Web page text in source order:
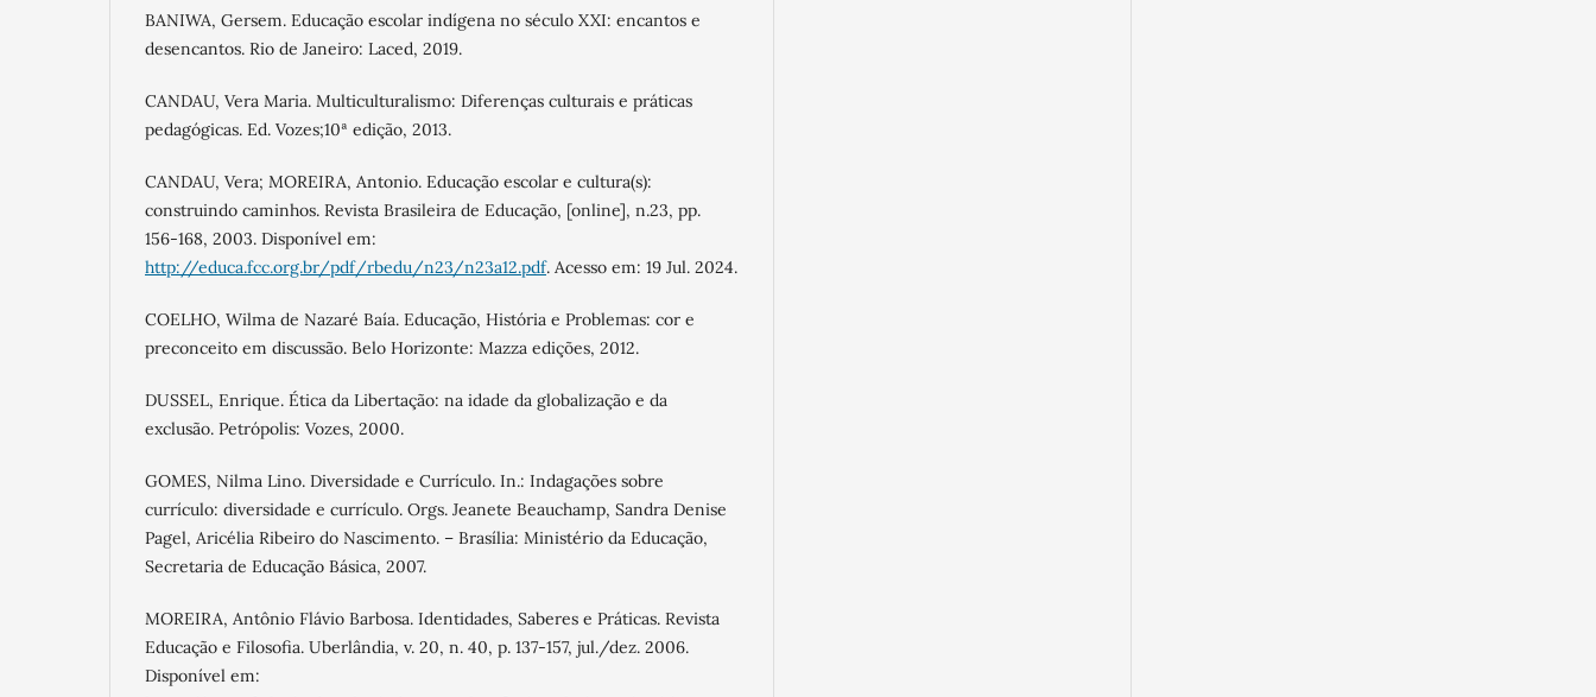
BANIWA, Gersem. Educação escolar indígena no século XXI: encantos e
desencantos. Rio de Janeiro: Laced, 2019.
CANDAU, Vera Maria. Multiculturalismo: Diferenças culturais e práticas
pedagógicas. Ed. Vozes;10ª edição, 2013.
CANDAU, Vera; MOREIRA, Antonio. Educação escolar e cultura(s):
construindo caminhos. Revista Brasileira de Educação, [online], n.23, pp.
156-168, 2003. Disponível em:
http://educa.fcc.org.br/pdf/rbedu/n23/n23a12.pdf. Acesso em: 19 Jul. 2024.
COELHO, Wilma de Nazaré Baía. Educação, História e Problemas: cor e
preconceito em discussão. Belo Horizonte: Mazza edições, 2012.
DUSSEL, Enrique. Ética da Libertação: na idade da globalização e da
exclusão. Petrópolis: Vozes, 2000.
GOMES, Nilma Lino. Diversidade e Currículo. In.: Indagações sobre
currículo: diversidade e currículo. Orgs. Jeanete Beauchamp, Sandra Denise
Pagel, Aricélia Ribeiro do Nascimento. – Brasília: Ministério da Educação,
Secretaria de Educação Básica, 2007.
MOREIRA, Antônio Flávio Barbosa. Identidades, Saberes e Práticas. Revista
Educação e Filosofia. Uberlândia, v. 20, n. 40, p. 137-157, jul./dez. 2006.
Disponível em: